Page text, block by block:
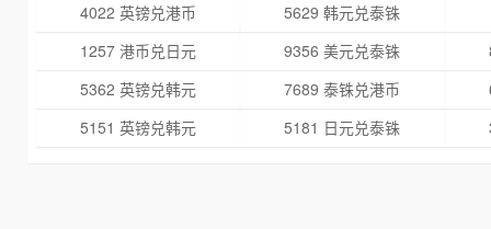
4022 英镑兑港币
5629 韩元兑泰铢
1257 港币兑日元
9356 美元兑泰铢
5362 英镑兑韩元
7689 泰铢兑港币
5151 英镑兑韩元
5181 日元兑泰铢